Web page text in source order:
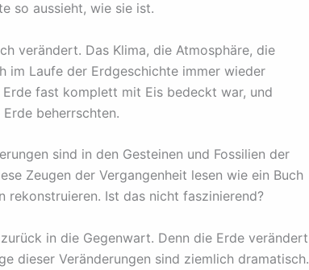
so aussieht, wie sie ist.
verändert. Das Klima, die Atmosphäre, die
im Laufe der Erdgeschichte immer wieder
fast komplett mit Eis bedeckt war, und
beherrschten.
sind in den Gesteinen und Fossilien der
Zeugen der Vergangenheit lesen wie ein Buch
rekonstruieren. Ist das nicht faszinierend?
in die Gegenwart. Denn die Erde verändert
dieser Veränderungen sind ziemlich dramatisch.